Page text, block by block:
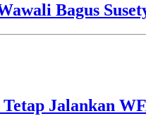
Bagus
Jalankan